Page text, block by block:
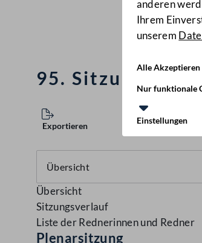
anderen
Ihrem
unserem
Alle Akzeptieren
Nur funktionale
Einstellungen
95. Sitzung des
Exportieren
Übersicht
Sitzungsverlauf
Liste der Rednerinnen und Redner
Plenarsitzung